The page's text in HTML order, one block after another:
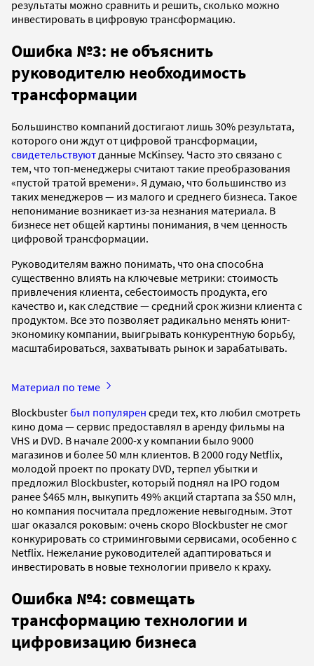
результаты можно сравнить и решить, сколько можно
инвестировать в цифровую трансформацию.
Ошибка №3: не объяснить
руководителю необходимость
трансформации
Большинство компаний достигают лишь 30% результата,
которого они ждут от цифровой трансформации,
свидетельствуютданные McKinsey. Часто это связано с
тем, что топ-менеджеры считают такие преобразования
«пустой тратой времени». Я думаю, что большинство из
таких менеджеров — из малого и среднего бизнеса. Такое
непонимание возникает из-за незнания материала. В
бизнесе нет общей картины понимания, в чем ценность
цифровой трансформации.
Руководителям важно понимать, что она способна
существенно влиять на ключевые метрики: стоимость
привлечения клиента, себестоимость продукта, его
качество и, как следствие — средний срок жизни клиента с
продуктом. Все это позволяет радикально менять юнит-
экономику компании, выигрывать конкурентную борьбу,
масштабироваться, захватывать рынок и зарабатывать.
Материал по теме
Blockbusterбыл популярен среди тех, кто любил смотреть
кино дома — сервис предоставлял в аренду фильмы на
VHS и DVD. В начале 2000-х у компании было 9000
магазинов и более 50 млн клиентов. В 2000 году Netflix,
молодой проект по прокату DVD, терпел убытки и
предложил Blockbuster, который поднял на IPO годом
ранее $465 млн, выкупить 49% акций стартапа за $50 млн,
но компания посчитала предложение невыгодным. Этот
шаг оказался роковым: очень скоро Blockbuster не смог
конкурировать со стриминговыми сервисами, особенно с
Netflix. Нежелание руководителей адаптироваться и
инвестировать в новые технологии привело к краху.
Ошибка №4: совмещать
трансформацию технологии и
цифровизацию бизнеса